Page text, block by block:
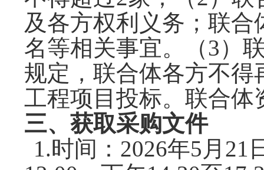
及各方权利义务；联
名等相关事宜。（3）
规定，联合体各方不
工程项目投标。联合
三、获取采购文件
1.时间 ： 2026年5 月 21